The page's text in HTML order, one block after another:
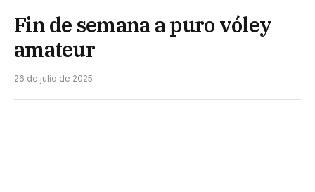
Fin de semana a puro vóley
amateur
26 de julio de 2025